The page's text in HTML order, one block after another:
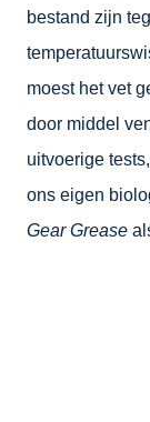
bestand zijn
moest het vet
door middel
uitvoerige
ons eigen
Gear Grease